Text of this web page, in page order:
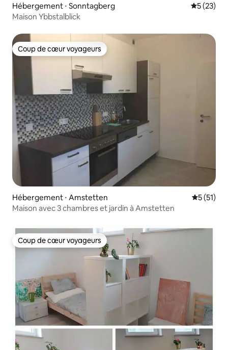
Hébergement ⋅ Sonntagberg
5 (23)
Maison Ybbstalblick
Coup de cœur voyageurs
Coup de cœur voyageurs
Hébergement ⋅ Amstetten
5 (51)
Maison avec 3 chambres et jardin à Amstetten
Coup de cœur voyageurs
Coup de cœur voyageurs